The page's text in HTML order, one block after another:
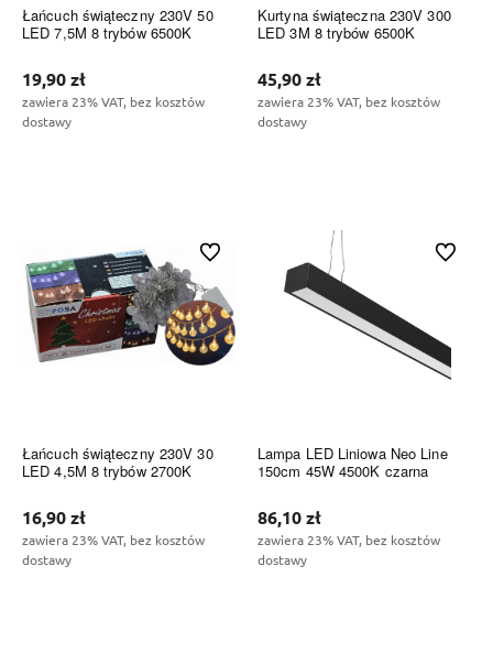
Łańcuch świąteczny 230V 50
LED 7,5M 8 trybów 6500K
19,90 zł
zawiera 23% VAT, bez kosztów
dostawy
Kurtyna świąteczna 230V 300
LED 3M 8 trybów 6500K
45,90 zł
zawiera 23% VAT, bez kosztów
dostawy
Łańcuch świąteczny 230V 30
LED 4,5M 8 trybów 2700K
16,90 zł
zawiera 23% VAT, bez kosztów
dostawy
Do ulubionych
Lampa LED Liniowa Neo Line
150cm 45W 4500K czarna
86,10 zł
zawiera 23% VAT, bez kosztów
dostawy
Do